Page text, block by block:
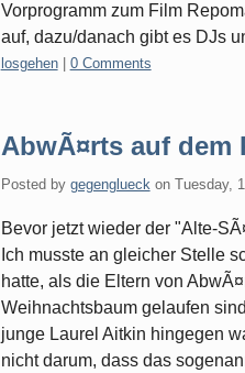
Vorprogramm zum Film
auf, dazu/danach gibt es DJs
Categories:
losgehen| 0 Comments
AbwÃ¤rts auf dem
Posted by gegenglueckon Tuesday,
Bevor jetzt wieder der "Alte-
Ich musste an gleicher Stelle
hatte, als die Eltern von
Weihnachtsbaum gelaufen
junge Laurel Aitkin hingegen
nicht darum, dass das